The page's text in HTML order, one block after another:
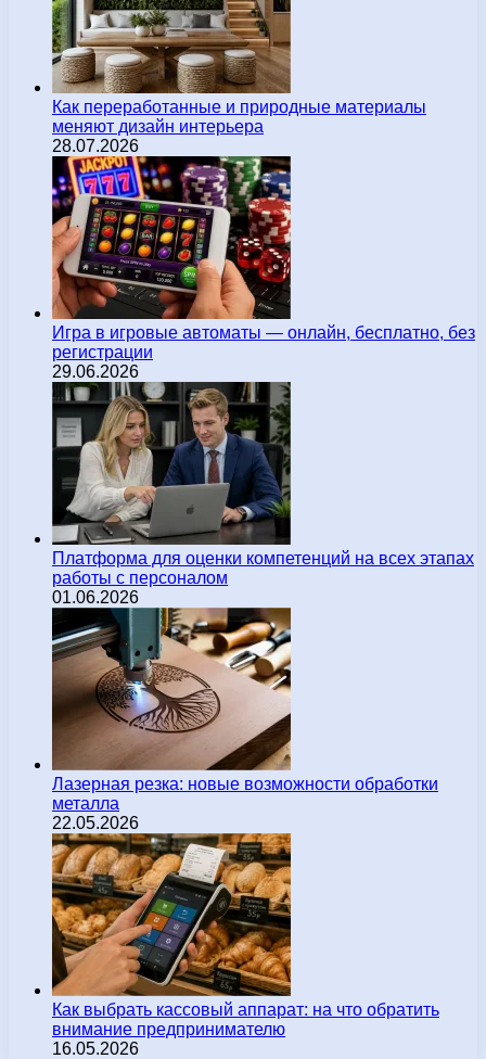
Как переработанные и природные материалы
меняют дизайн интерьера
28.07.2026
Игра в игровые автоматы — онлайн, бесплатно, без
регистрации
29.06.2026
Платформа для оценки компетенций на всех этапах
работы с персоналом
01.06.2026
Лазерная резка: новые возможности обработки
металла
22.05.2026
Как выбрать кассовый аппарат: на что обратить
внимание предпринимателю
16.05.2026